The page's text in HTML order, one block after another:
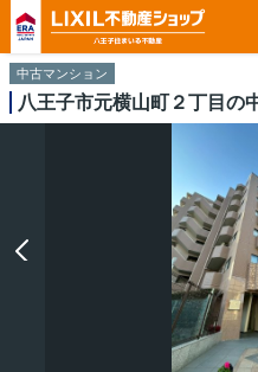
中古マンション
八王子市元横山町２丁目の